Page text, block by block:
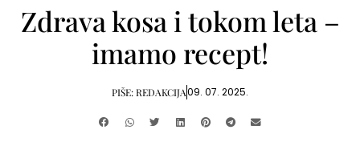
Zdrava kosa i tokom leta –
imamo recept!
PIŠE:REDAKCIJA09. 07. 2025.